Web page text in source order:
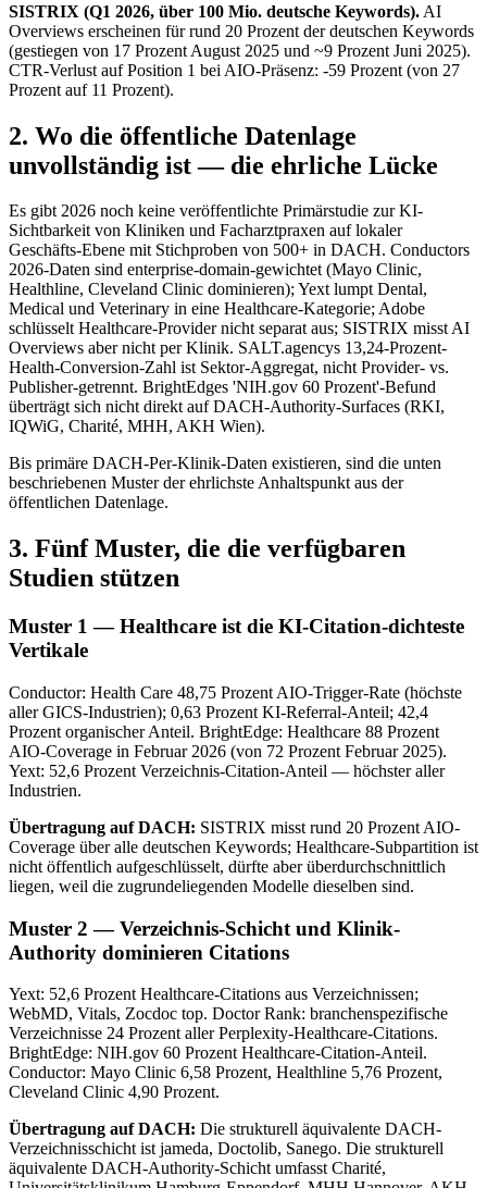
SISTRIX (Q1 2026, über 100 Mio. deutsche Keywords). AI
Overviews erscheinen für rund 20 Prozent der deutschen Keywords
(gestiegen von 17 Prozent August 2025 und ~9 Prozent Juni 2025).
CTR-Verlust auf Position 1 bei AIO-Präsenz: -59 Prozent (von 27
Prozent auf 11 Prozent).
2. Wo die öffentliche Datenlage
unvollständig ist — die ehrliche Lücke
Es gibt 2026 noch keine veröffentlichte Primärstudie zur KI-
Sichtbarkeit von Kliniken und Facharztpraxen auf lokaler
Geschäfts-Ebene mit Stichproben von 500+ in DACH. Conductors
2026-Daten sind enterprise-domain-gewichtet (Mayo Clinic,
Healthline, Cleveland Clinic dominieren); Yext lumpt Dental,
Medical und Veterinary in eine Healthcare-Kategorie; Adobe
schlüsselt Healthcare-Provider nicht separat aus; SISTRIX misst AI
Overviews aber nicht per Klinik. SALT.agencys 13,24-Prozent-
Health-Conversion-Zahl ist Sektor-Aggregat, nicht Provider- vs.
Publisher-getrennt. BrightEdges 'NIH.gov 60 Prozent'-Befund
überträgt sich nicht direkt auf DACH-Authority-Surfaces (RKI,
IQWiG, Charité, MHH, AKH Wien).
Bis primäre DACH-Per-Klinik-Daten existieren, sind die unten
beschriebenen Muster der ehrlichste Anhaltspunkt aus der
öffentlichen Datenlage.
3. Fünf Muster, die die verfügbaren
Studien stützen
Muster 1 — Healthcare ist die KI-Citation-dichteste
Vertikale
Conductor: Health Care 48,75 Prozent AIO-Trigger-Rate (höchste
aller GICS-Industrien); 0,63 Prozent KI-Referral-Anteil; 42,4
Prozent organischer Anteil. BrightEdge: Healthcare 88 Prozent
AIO-Coverage in Februar 2026 (von 72 Prozent Februar 2025).
Yext: 52,6 Prozent Verzeichnis-Citation-Anteil — höchster aller
Industrien.
Übertragung auf DACH: SISTRIX misst rund 20 Prozent AIO-
Coverage über alle deutschen Keywords; Healthcare-Subpartition ist
nicht öffentlich aufgeschlüsselt, dürfte aber überdurchschnittlich
liegen, weil die zugrundeliegenden Modelle dieselben sind.
Muster 2 — Verzeichnis-Schicht und Klinik-
Authority dominieren Citations
Yext: 52,6 Prozent Healthcare-Citations aus Verzeichnissen;
WebMD, Vitals, Zocdoc top. Doctor Rank: branchenspezifische
Verzeichnisse 24 Prozent aller Perplexity-Healthcare-Citations.
BrightEdge: NIH.gov 60 Prozent Healthcare-Citation-Anteil.
Conductor: Mayo Clinic 6,58 Prozent, Healthline 5,76 Prozent,
Cleveland Clinic 4,90 Prozent.
Übertragung auf DACH: Die strukturell äquivalente DACH-
Verzeichnisschicht ist jameda, Doctolib, Sanego. Die strukturell
äquivalente DACH-Authority-Schicht umfasst Charité,